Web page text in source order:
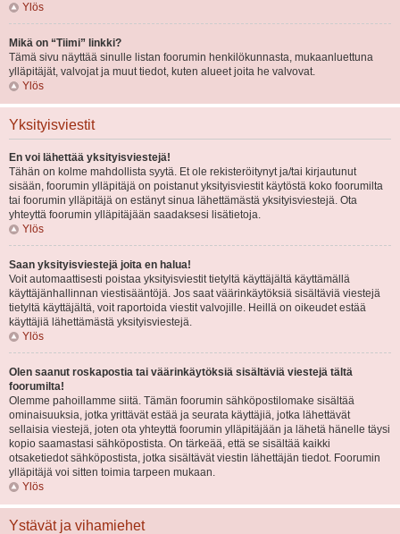
Ylös
Mikä on “Tiimi” linkki?
Tämä sivu näyttää sinulle listan foorumin henkilökunnasta, mukaanluettuna
ylläpitäjät, valvojat ja muut tiedot, kuten alueet joita he valvovat.
Ylös
Yksityisviestit
En voi lähettää yksityisviestejä!
Tähän on kolme mahdollista syytä. Et ole rekisteröitynyt ja/tai kirjautunut
sisään, foorumin ylläpitäjä on poistanut yksityisviestit käytöstä koko foorumilta
tai foorumin ylläpitäjä on estänyt sinua lähettämästä yksityisviestejä. Ota
yhteyttä foorumin ylläpitäjään saadaksesi lisätietoja.
Ylös
Saan yksityisviestejä joita en halua!
Voit automaattisesti poistaa yksityisviestit tietyltä käyttäjältä käyttämällä
käyttäjänhallinnan viestisääntöjä. Jos saat väärinkäytöksiä sisältäviä viestejä
tietyltä käyttäjältä, voit raportoida viestit valvojille. Heillä on oikeudet estää
käyttäjiä lähettämästä yksityisviestejä.
Ylös
Olen saanut roskapostia tai väärinkäytöksiä sisältäviä viestejä tältä
foorumilta!
Olemme pahoillamme siitä. Tämän foorumin sähköpostilomake sisältää
ominaisuuksia, jotka yrittävät estää ja seurata käyttäjiä, jotka lähettävät
sellaisia viestejä, joten ota yhteyttä foorumin ylläpitäjään ja lähetä hänelle täysi
kopio saamastasi sähköpostista. On tärkeää, että se sisältää kaikki
otsaketiedot sähköpostista, jotka sisältävät viestin lähettäjän tiedot. Foorumin
ylläpitäjä voi sitten toimia tarpeen mukaan.
Ylös
Ystävät ja vihamiehet